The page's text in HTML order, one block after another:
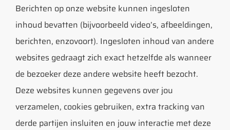
Berichten op onze website kunnen ingesloten
inhoud bevatten (bijvoorbeeld video’s, afbeeldingen,
berichten, enzovoort). Ingesloten inhoud van andere
websites gedraagt zich exact hetzelfde als wanneer
de bezoeker deze andere website heeft bezocht.
Deze websites kunnen gegevens over jou
verzamelen, cookies gebruiken, extra tracking van
derde partijen insluiten en jouw interactie met deze